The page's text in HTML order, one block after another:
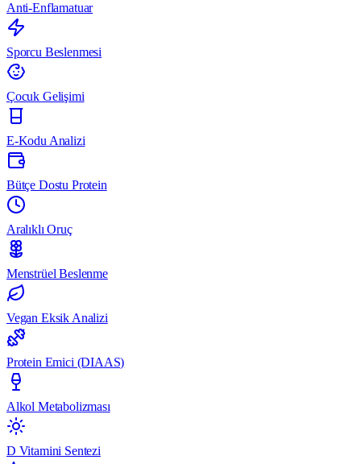
Anti-Enflamatuar
Sporcu Beslenmesi
Çocuk Gelişimi
E-Kodu Analizi
Bütçe Dostu Protein
Aralıklı Oruç
Menstrüel Beslenme
Vegan Eksik Analizi
Protein Emici (DIAAS)
Alkol Metabolizması
D Vitamini Sentezi